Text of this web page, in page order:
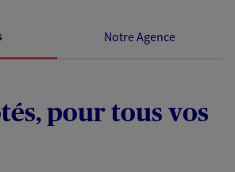
Notre Agence
pour tous vos